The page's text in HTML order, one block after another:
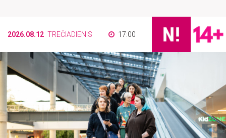
2026.08.12 TREČIADIENIS 17:00